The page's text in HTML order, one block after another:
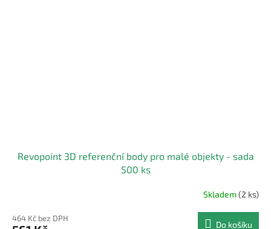
Revopoint 3D referenční body pro malé objekty - sada
500 ks
Skladem(2 ks)
464 Kč bez DPH
Do košíku